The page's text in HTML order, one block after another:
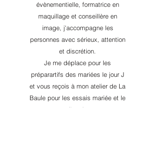
évènementielle, formatrice en
maquillage et conseillère en
image, j'accompagne les
personnes avec sérieux, attention
et discrétion.
Je me déplace pour les
préparartifs des mariées le jour J
et vous reçois à mon atelier de La
Baule pour les essais mariée et le
conseil en image.